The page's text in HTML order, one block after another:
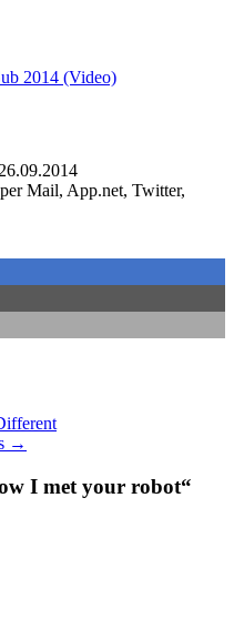
2014 (Video)
Mail, App.net, Twitter,
→
I met your robot“